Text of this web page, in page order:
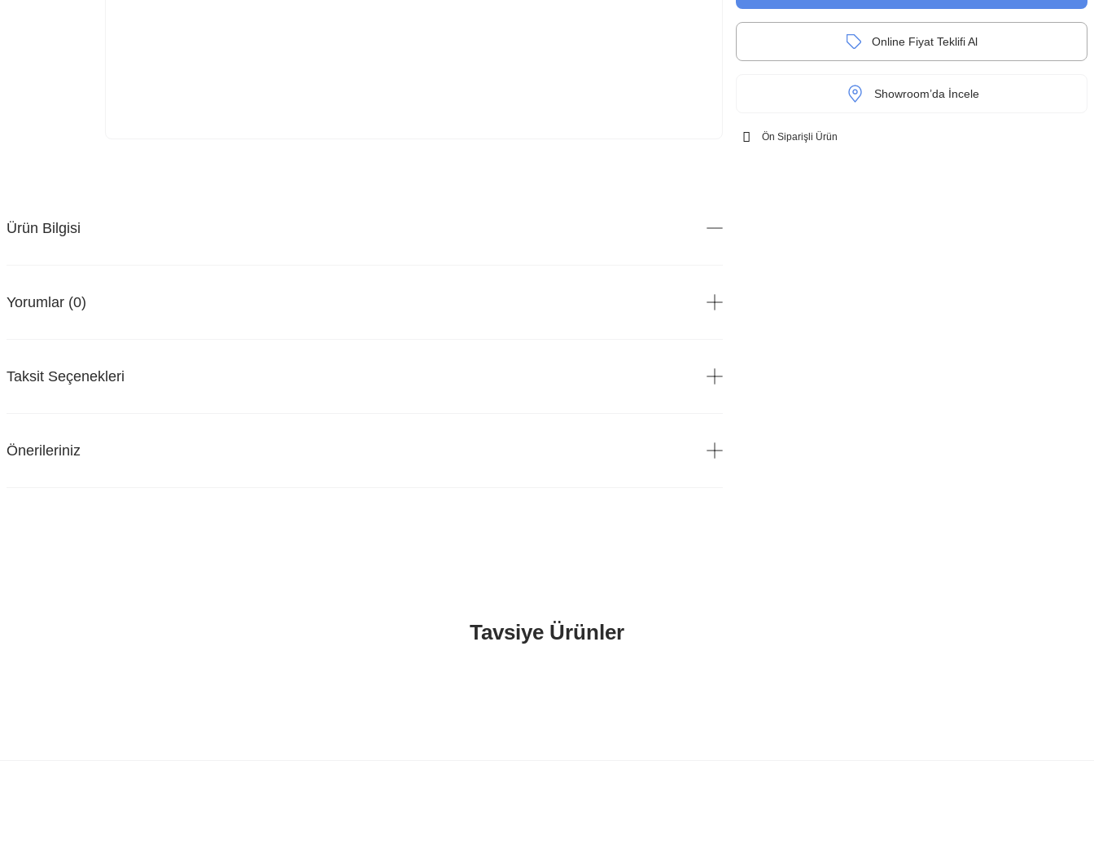
Ürün Bilgisi
Yorumlar (0)
Taksit Seçenekleri
Önerileriniz
Online Fiyat Teklifi Al
Showroom’da İncele
Ön Siparişli Ürün
Tavsiye Ürünler